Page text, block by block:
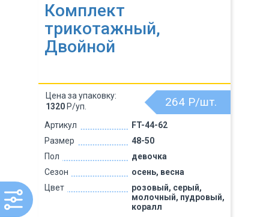
Комплект
трикотажный,
Двойной
Артикул
FT-44-62
Размер
48-50
Пол
девочка
Сезон
осень, весна
Цвет
розовый, серый,
молочный, пудровый,
коралл
264 Р/шт.
Цена за упаковку:
1320 Р/уп.